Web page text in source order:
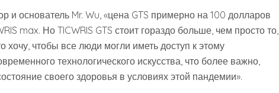
и основатель Mr. Wu, «цена GTS примерно на 100 долларов
max. Но TICWRIS GTS стоит гораздо больше, чем просто то,
хочу, чтобы все люди могли иметь доступ к этому
технологического искусства, что более важно,
своего здоровья в условиях этой пандемии».